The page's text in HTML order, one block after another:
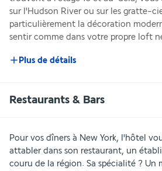
sur l'Hudson River ou sur les gratte-
particulièrement la décoration
sentir comme dans votre propre loft
Plus de détails
Restaurants & Bars
Pour vos dîners à New York, l'hôtel
attabler dans son restaurant, un
couru de la région. Sa spécialité ? Un